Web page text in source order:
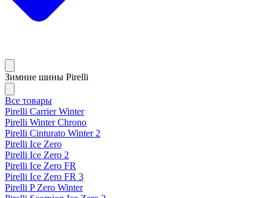
Зимние шины Pirelli
Все товары
Pirelli Carrier Winter
Pirelli Winter Chrono
Pirelli Cinturato Winter 2
Pirelli Ice Zero
Pirelli Ice Zero 2
Pirelli Ice Zero FR
Pirelli Ice Zero FR 3
Pirelli P Zero Winter